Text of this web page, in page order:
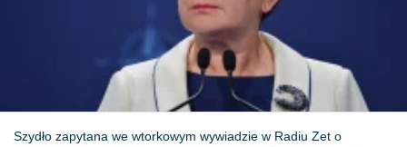
Szydło zapytana we wtorkowym wywiadzie w Radiu Zet o